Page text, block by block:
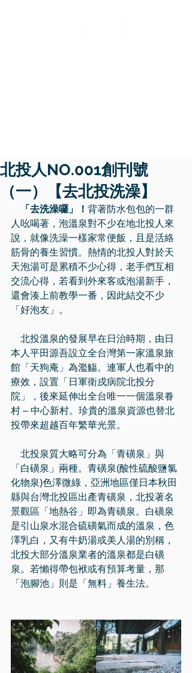
北投人NO.001創刊號
（一）【去北投洗澡】
    「去洗澡囉」！
背著防水包包的一群
人吆喝著，泡溫泉對不少在地北投人來
說，就像洗澡一樣家常便飯，且是活絡
筋骨的養生習慣。熱情的北投人對於天
天泡湯可是累積不少心得，老手們互相
交流心得，若看到外來客或泡湯新手，
還會湊上前教學一番，因此結交不少
「好泡友」。
本人平田源吾設立全台灣第一家溫泉旅
館「天狗庵」為濫觴。連軍人也看中的
療效，設置「日軍衛戍病院北投分
院」，後來延伸出全台唯一一個溫泉眷
村 – 中心新村。珍貴的溫泉資源也替北
投帶來超越百年繁華光景。
「白磺泉」兩種。青磺泉(酸性硫酸鹽氯
化物泉)色澤微綠，亞洲地區僅日本秋田
縣與台灣北投區出產青磺泉，北投著名
景觀區「地熱谷」即為青磺泉。白磺泉
是引山泉水混合硫磺氣而成的溫泉，色
澤乳白，又有牛奶湯或美人湯的別稱，
北投大部分溫泉業者的溫泉都是白磺
泉。若懶得帶包袱或有預算考量，那
「泡腳池」則是「無料」養生法。